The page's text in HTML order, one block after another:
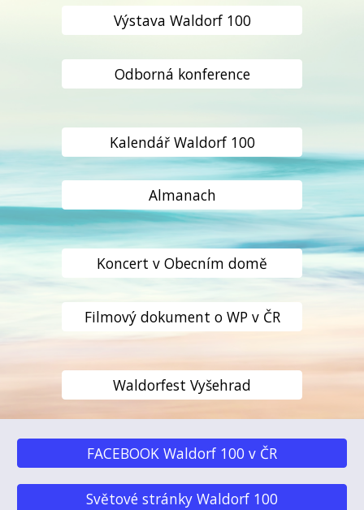
Výstava Waldorf 100
Odborná konference
Kalendář Waldorf 100
Almanach
Koncert v Obecním domě
Filmový dokument o WP v ČR
Waldorfest Vyšehrad
FACEBOOK Waldorf 100 v ČR
Světové stránky Waldorf 100